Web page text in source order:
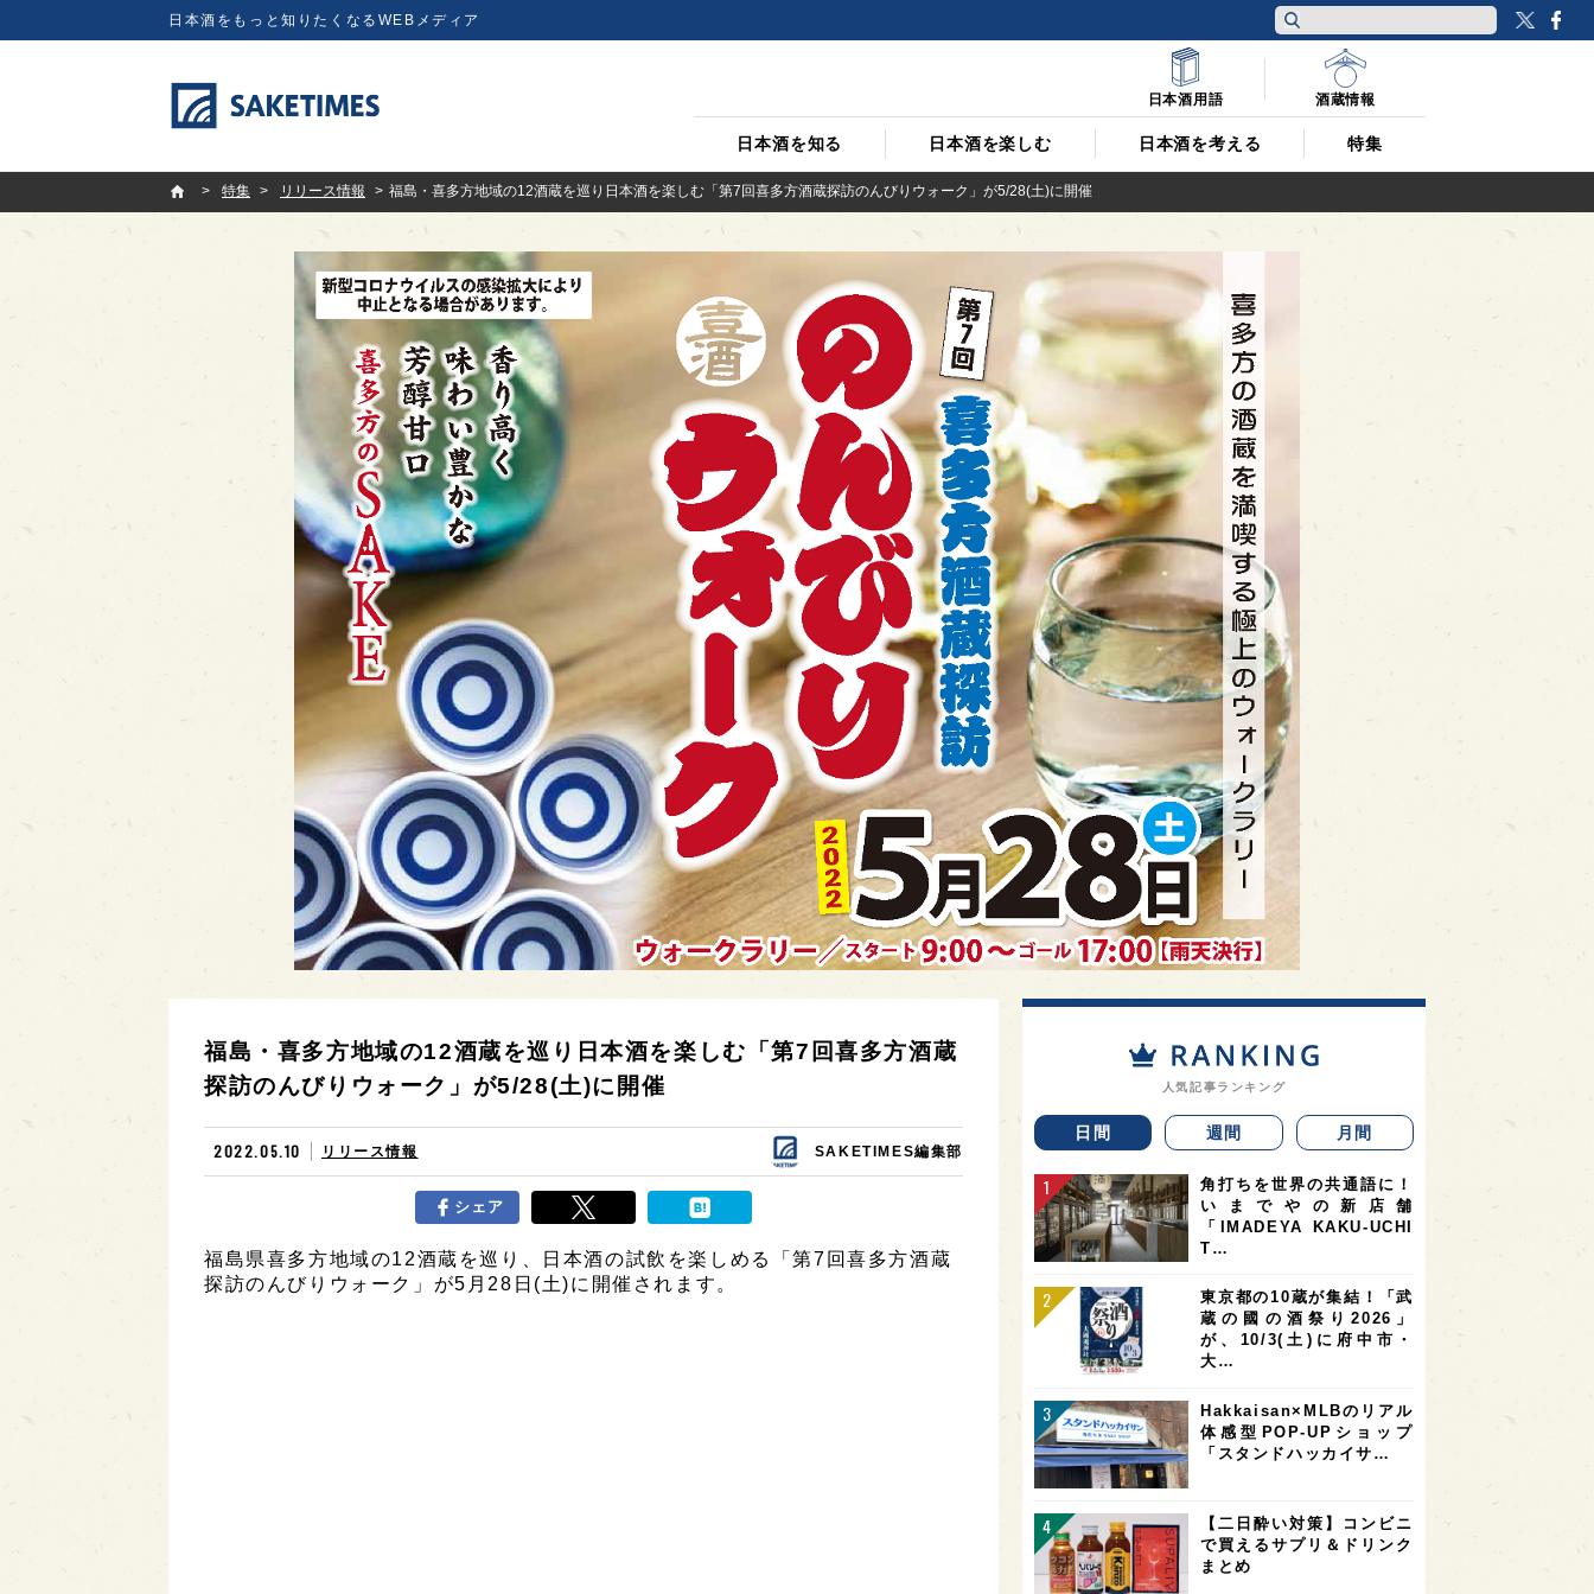
日本酒をもっと知りたくなるWEBメディア
日本酒を知る 日本酒を楽しむ 日本酒を考える 特集
日本酒用語 酒蔵情報
SAKETIMES
特集
リリース情報 福島・喜多方地域の12酒蔵を巡り日本酒を楽しむ「第7回喜多方酒蔵探訪のんびりウォーク」が5/28(土)に開催
福島・喜多方地域の12酒蔵を巡り日本酒を楽しむ「第7回喜多方酒蔵
探訪のんびりウォーク」が5/28(土)に開催
2022.05.10 リリース情報 SAKETIMES編集部
シェア
福島県喜多方地域の12酒蔵を巡り、日本酒の試飲を楽しめる「第7回喜多方酒蔵
探訪のんびりウォーク」が5月28日(土)に開催されます。
人気記事ランキング
日間 週間 月間
角打ちを世界の共通語に！
いまでやの新店舗
「IMADEYA KAKU-UCHI
T…
東京都の10蔵が集結！「武
蔵の國の酒祭り2026」
が、10/3(土)に府中市・
大…
Hakkaisan×MLBのリアル
体感型POP-UPショップ
「スタンドハッカイサ…
【二日酔い対策】コンビニ
で買えるサプリ＆ドリンク
まとめ